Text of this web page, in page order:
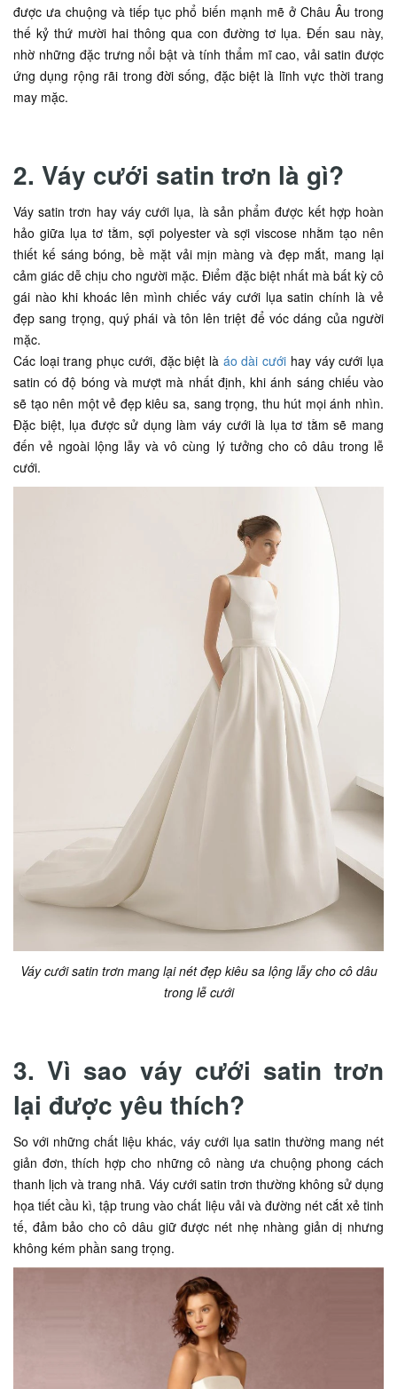
được ưa chuộng và tiếp tục phổ biến mạnh mẽ ở Châu Âu trong
thế kỷ thứ mười hai thông qua con đường tơ lụa. Đến sau này,
nhờ những đặc trưng nổi bật và tính thẩm mĩ cao, vải satin được
ứng dụng rộng rãi trong đời sống, đặc biệt là lĩnh vực thời trang
may mặc.
2. Váy cưới satin trơn là gì?
Váy satin trơn hay váy cưới lụa, là sản phẩm được kết hợp hoàn
hảo giữa lụa tơ tằm, sợi polyester và sợi viscose nhằm tạo nên
thiết kế sáng bóng, bề mặt vải mịn màng và đẹp mắt, mang lại
cảm giác dễ chịu cho người mặc. Điểm đặc biệt nhất mà bất kỳ cô
gái nào khi khoác lên mình chiếc váy cưới lụa satin chính là vẻ
đẹp sang trọng, quý phái và tôn lên triệt để vóc dáng của người
mặc.
Các loại trang phục cưới, đặc biệt là áo dài cưới hay váy cưới lụa
satin có độ bóng và mượt mà nhất định, khi ánh sáng chiếu vào
sẽ tạo nên một vẻ đẹp kiêu sa, sang trọng, thu hút mọi ánh nhìn.
Đặc biệt, lụa được sử dụng làm váy cưới là lụa tơ tằm sẽ mang
đến vẻ ngoài lộng lẫy và vô cùng lý tưởng cho cô dâu trong lễ
cưới.
Váy cưới satin trơn mang lại nét đẹp kiêu sa lộng lẫy cho cô dâu
trong lễ cưới
3. Vì sao váy cưới satin trơn
lại được yêu thích?
So với những chất liệu khác, váy cưới lụa satin thường mang nét
giản đơn, thích hợp cho những cô nàng ưa chuộng phong cách
thanh lịch và trang nhã. Váy cưới satin trơn thường không sử dụng
họa tiết cầu kì, tập trung vào chất liệu vải và đường nét cắt xẻ tinh
tế, đảm bảo cho cô dâu giữ được nét nhẹ nhàng giản dị nhưng
không kém phần sang trọng.